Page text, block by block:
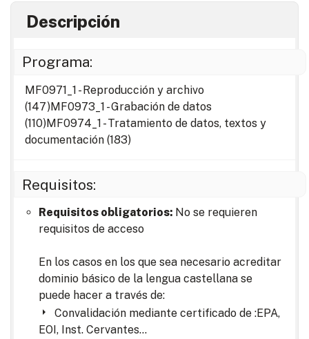
Descripción
Programa:
MF0971_1 - Reproducción y archivo
(147)MF0973_1 - Grabación de datos
(110)MF0974_1 - Tratamiento de datos, textos y
documentación (183)
Requisitos:
Requisitos obligatorios: No se requieren
requisitos de acceso
En los casos en los que sea necesario acreditar
dominio básico de la lengua castellana se
puede hacer a través de:
Convalidación mediante certificado de :EPA,
EOI, Inst. Cervantes...